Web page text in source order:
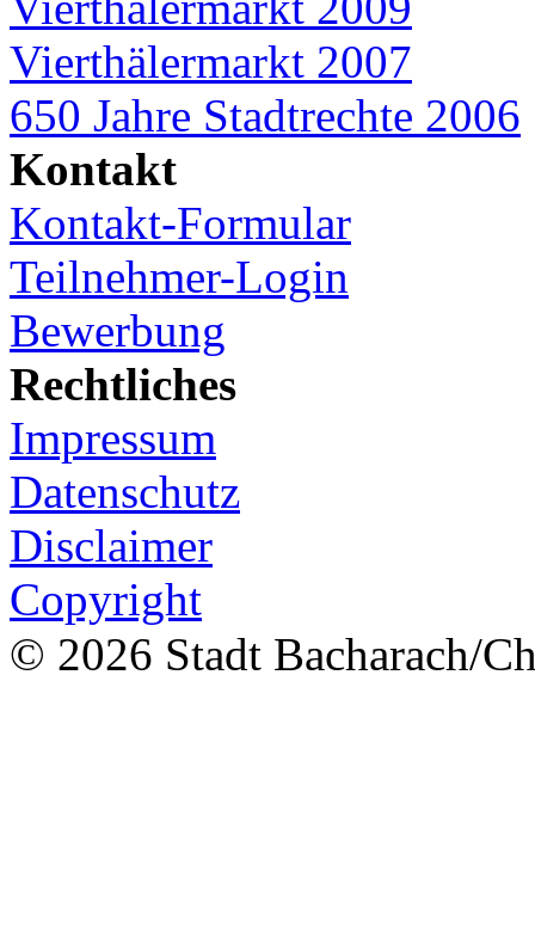
Vierthälermarkt 2007
650 Jahre Stadtrechte 2006
Kontakt
Kontakt-Formular
Teilnehmer-Login
Bewerbung
Rechtliches
Impressum
Datenschutz
Disclaimer
Copyright
© 2026 Stadt Bacharach/